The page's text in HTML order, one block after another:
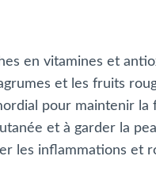
en vitamines et
et les fruits
pour maintenir la
et à garder la
les inflammations et